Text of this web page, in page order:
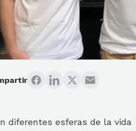
diferentes esferas de la vida